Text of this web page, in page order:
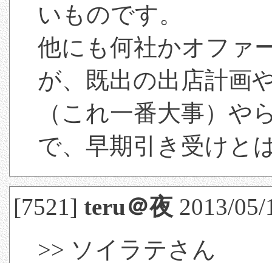
いものです。
他にも何社かオファ
が、既出の出店計画
（これ一番大事）や
で、早期引き受けと
[7521]teru＠夜 2013/
>> ソイラテさん